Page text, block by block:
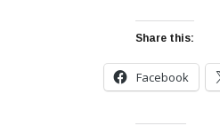
Share this:
Facebook